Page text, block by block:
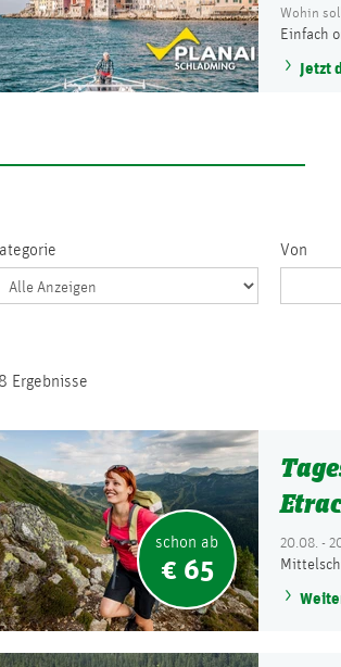
Wohin
Einfach
Jetzt
Von
Ergebnisse
schon ab
€ 65
20.08. -